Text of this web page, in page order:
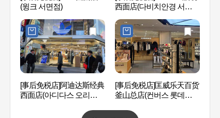
(윙크 서면점)
西面店(다비치안경 서면
[事后免税店]阿迪达斯经典
西面店(아디다스 오리지널
[事后免税店]匡威乐天百货
釜山总店(컨버스 롯데백화